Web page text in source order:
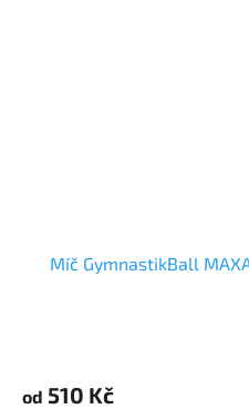
Míč GymnastikBall
od 510 Kč